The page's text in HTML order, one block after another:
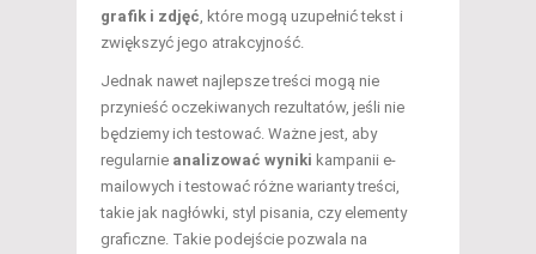
grafik i zdjęć , które mogą uzupełnić tekst i
zwiększyć jego atrakcyjność.
Jednak nawet najlepsze treści mogą nie
przynieść oczekiwanych rezultatów, jeśli nie
będziemy ich testować. Ważne jest, aby
regularnie analizować wyniki kampanii e-
mailowych i testować różne warianty treści,
takie jak nagłówki, styl pisania, czy elementy
graficzne. Takie podejście pozwala na